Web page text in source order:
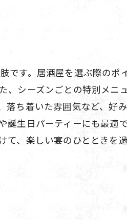
す。居酒屋を選ぶ際のポ
、シーズンごとの特別メニ
落ち着いた雰囲気など、好
誕生日パーティーにも最適
て、楽しい宴のひとときを